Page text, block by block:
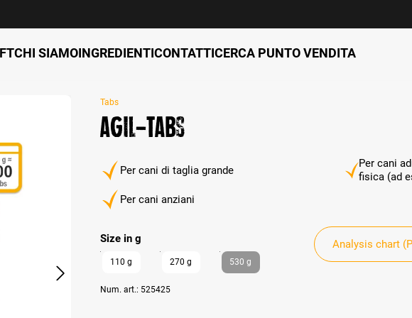
CHI SIAMOINGREDIENTICONTATTICERCA PUNTO VENDITA
Tabs
AGIL-Tabs
Per cani di taglia grande
Per cani
fisica (ad
Per cani anziani
Size in gauswählen
110 g 270 g 530 g
Num. art.: 525425
Analysis chart